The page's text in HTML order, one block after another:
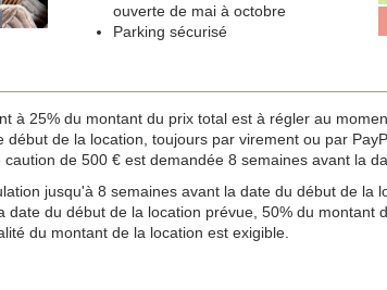
ouverte de mai à octobre
Parking sécurisé
à 25% du montant du prix total est à régler au
début de la location, toujours par virement ou par
de 500 € est demandée 8 semaines avant la
jusqu'à 8 semaines avant la date du début de
date du début de la location prévue, 50% du
du montant de la location est exigible.